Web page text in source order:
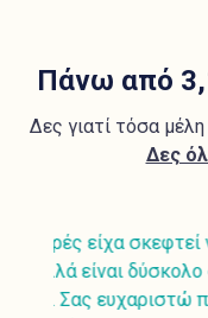
Πάνω από
Δες γιατί τόσα
Δες
Είμαι
βοήθεια που
μου. Ο